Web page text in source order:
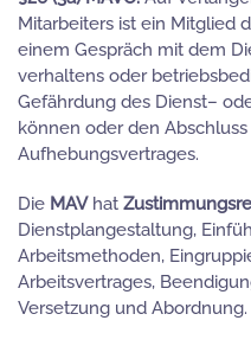
Mitarbeiters ist ein Mitglied
einem Gespräch mit dem
verhaltens oder
Gefährdung des Dienst–
können oder den
Aufhebungsvertrages.
Die MAVhat
Dienstplangestaltung,
Arbeitsmethoden,
Arbeitsvertrages,
Versetzung und Abordnung.